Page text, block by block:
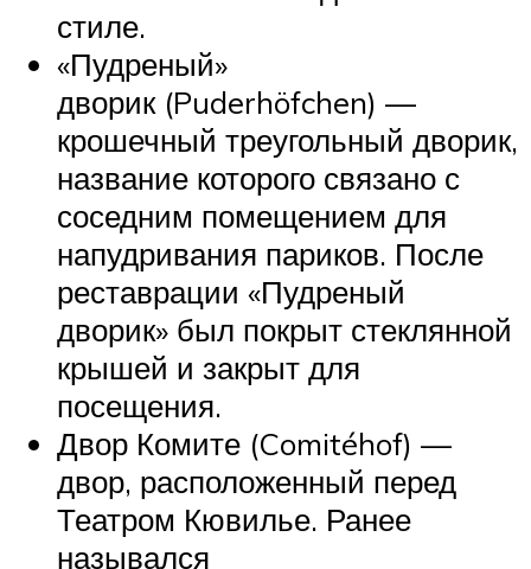
стиле.
«Пудреный»
дворик (Puderhöfchen) —
крошечный треугольный дворик,
название которого связано с
соседним помещением для
напудривания париков. После
реставрации «Пудреный
дворик» был покрыт стеклянной
крышей и закрыт для
посещения.
Двор Комите (Comitéhof) —
двор, расположенный перед
Театром Кювилье. Ранее
назывался